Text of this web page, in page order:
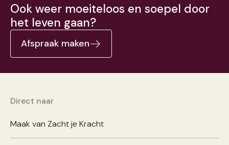
Ook weer moeiteloos en soepel door
het leven gaan?
Afspraak maken
Direct naar
Maak van Zacht je Kracht